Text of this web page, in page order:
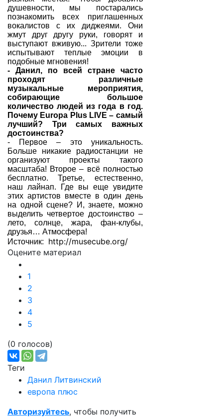
душевности, мы постарались
познакомить всех приглашенных
вокалистов с их диджеями. Они
жмут друг другу руки, говорят и
выступают вживую... Зрители тоже
испытывают теплые эмоции в
подобные мгновения!
- Данил, по всей стране часто
проходят различные
музыкальные мероприятия,
собирающие большое
количество людей из года в год.
Почему Europa Plus LIVE – самый
лучший? Три самых важных
достоинства?
- Первое – это уникальность.
Больше никакие радиостанции не
организуют проекты такого
масштаба! Второе – всё полностью
бесплатно. Третье, естественно,
наш лайнап. Где вы еще увидите
этих артистов вместе в один день
на одной сцене? И, знаете, можно
выделить четвертое достоинство –
лето, солнце, жара, фан-клубы,
друзья… Атмосфера!
Источник:
http://musecube.org/
Оцените материал
1
2
3
4
5
(0 голосов)
Теги
Данил Литвинский
европа плюс
Авторизуйтесь, чтобы получить